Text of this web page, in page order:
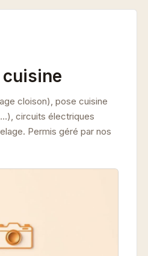
cuisine
cloison), pose cuisine
circuits électriques
Permis géré par nos